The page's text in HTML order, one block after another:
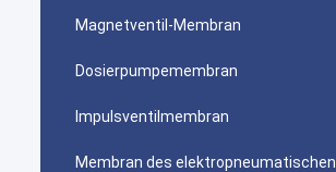
Magnetventil-Membran
Dosierpumpemembran
Impulsventilmembran
Membran des elektropneumatischen